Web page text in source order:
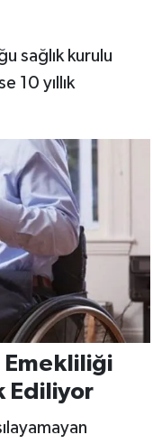
sağlık kurulu
10 yıllık
Ediliyor